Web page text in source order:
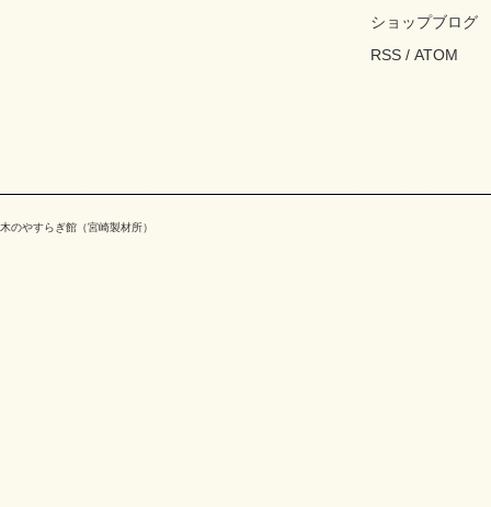
ショップブログ
RSS / ATOM
木のやすらぎ館（宮崎製材所）